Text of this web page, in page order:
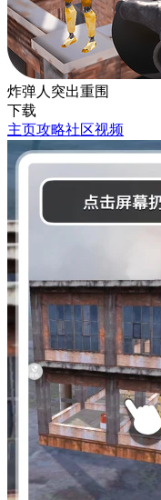
炸弹人突出重围
下载
主页攻略社区视频